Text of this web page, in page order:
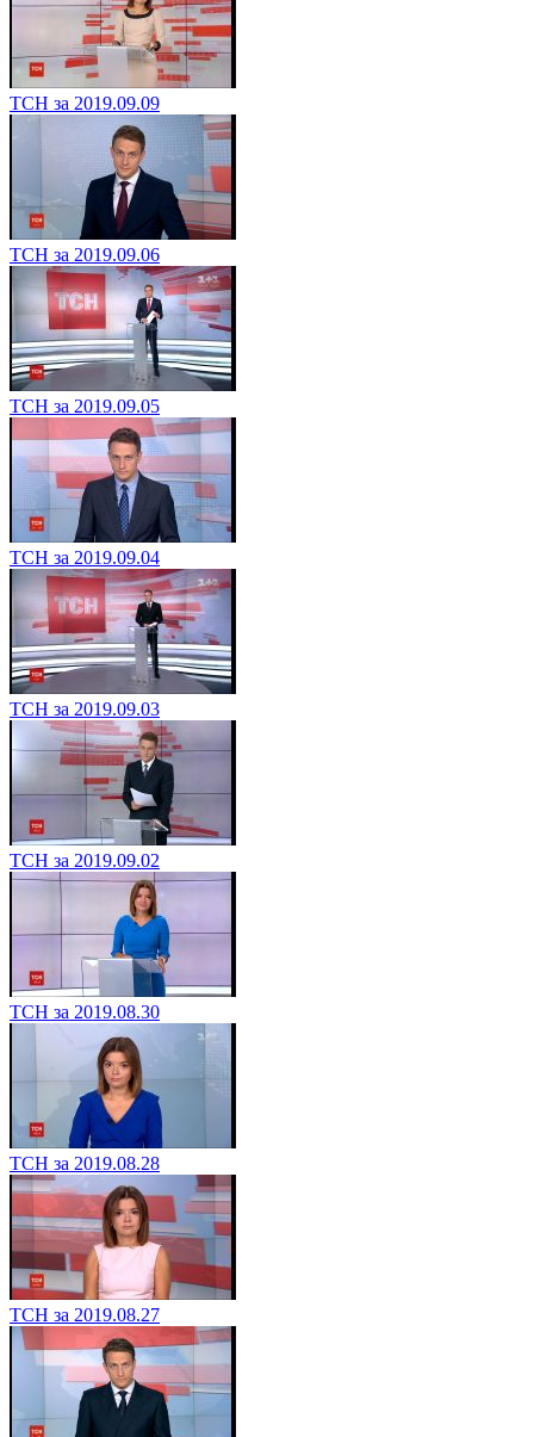
ТСН за 2019.09.09
ТСН за 2019.09.06
ТСН за 2019.09.05
ТСН за 2019.09.04
ТСН за 2019.09.03
ТСН за 2019.09.02
ТСН за 2019.08.30
ТСН за 2019.08.28
ТСН за 2019.08.27